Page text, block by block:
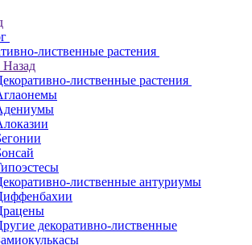
лиственные растения
Назад
лиственные растения
лиственные антуриумы
декоративно-лиственные